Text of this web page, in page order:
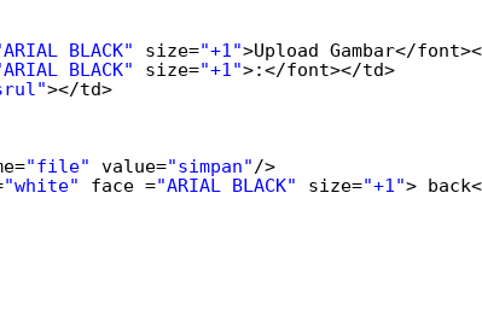
BLACK" size="+1">Upload Gambar</
BLACK" size="+1">:</font></td>
></td>
"file" value="simpan"/>
"white" face ="ARIAL BLACK" size="+1">